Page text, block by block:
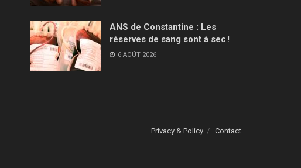
ANS de Constantine : Les
réserves de sang sont à sec !
6 AOÛT 2026
Privacy & Policy Contact